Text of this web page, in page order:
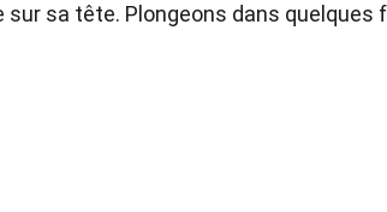
sa tête. Plongeons dans quelques